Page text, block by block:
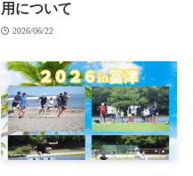
用について
2026/06/22